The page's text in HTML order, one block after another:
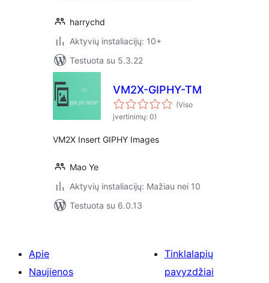
harrychd
Aktyvių instaliacijų: 10+
Testuota su 5.3.22
VM2X-GIPHY-TM
(Viso
įvertinimų: 0)
VM2X Insert GIPHY Images
Mao Ye
Aktyvių instaliacijų: Mažiau nei 10
Testuota su 6.0.13
Apie
Naujienos
Tinklalapių
pavyzdžiai